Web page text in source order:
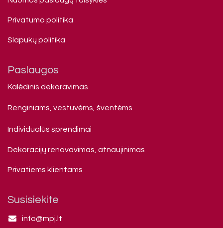
Privatumo politika
Slapukų politika
Paslaugos
Kalėdinis dekoravimas
Renginiams, vestuvėms, šventėms
Individualūs sprendimai
Dekoracijų renovavimas, atnaujinimas
Privatiems klienta​ms
Susisiekite
info@mpj.lt